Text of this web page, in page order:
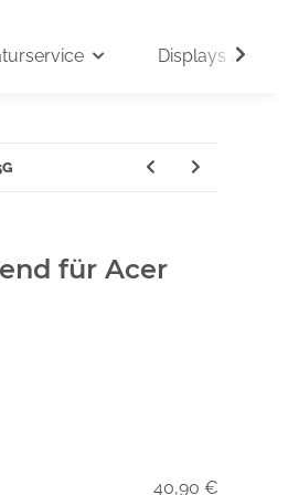
Displays auf
für Acer
40,90 €